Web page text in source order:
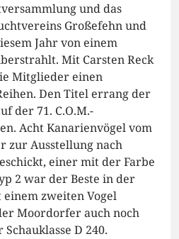
und das
Großefehn und
Jahr von einem
Mit Carsten Reck
Mitglieder einen
Den Titel errang der
der 71. C.O.M.-
Acht Kanarienvögel vom
zur Ausstellung nach
einer mit der Farbe
2 war der Beste in der
einem zweiten Vogel
Moordorfer auch noch
D 240.